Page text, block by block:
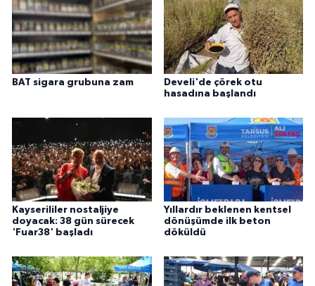
BAT sigara grubuna zam
Develi'de çörek otu
hasadına başlandı
Kayserililer nostaljiye
doyacak: 38 gün sürecek
'Fuar38' başladı
Yıllardır beklenen kentsel
dönüşümde ilk beton
döküldü